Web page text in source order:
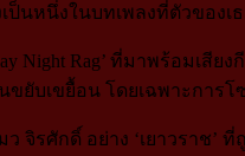
นหนึ่งในบทเพลงที่ตัวของเ
Night Rag’ ที่มาพร้อม
บเขยื้อน โดยเฉพาะการ
รศักดิ์ อย่าง ‘เยาวราช’